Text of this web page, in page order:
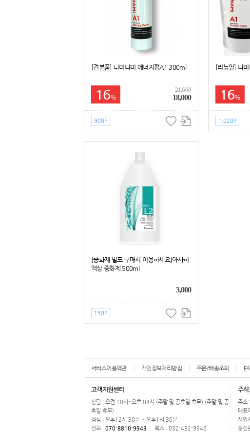
[견본품] 나미나미 에너지펌A1 300ml
16%
21,600
18,000
900P
[리뉴얼] 나
16%
1,020P
[중화제 별도 구매시 이용하세요]아사히
액상 중화제 500ml
3,000
150P
서비스이용약관 개인정보처리방침 주문/배송조회
고객지원센터
상담 : 오전 10시~오후 04시 (주말 및 공휴일 휴무) (주말 및 공
휴일 휴무)
점심 : 오후12시 30분 ~ 오후1시 30분
전화 : 070-8810-9943 팩스 : 032-432-9946
주
주소
대표
사업
통신